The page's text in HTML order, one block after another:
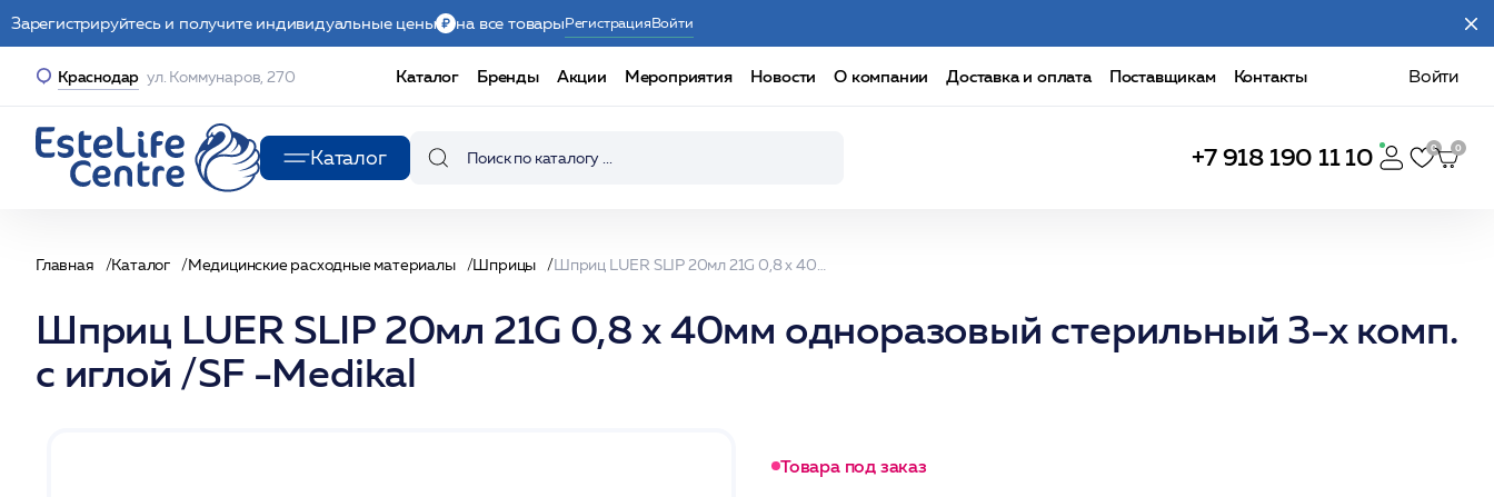
Зарегистрируйтесь и получите индивидуальные цены на все товарыРегистрацияВойти
Краснодар ул. Коммунаров, 270 Каталог Бренды Акции Мероприятия Новости О компании Доставка и оплата Поставщикам Контакты Войти
Каталог +7 918 190 11 10
Главная Каталог Медицинские расходные материалы Шприцы
Шприц LUER SLIP 20мл 21G 0,8 х 40мм одноразовый стерильный 3-х комп.
с иглой /SF -Medikal
Товара под заказ